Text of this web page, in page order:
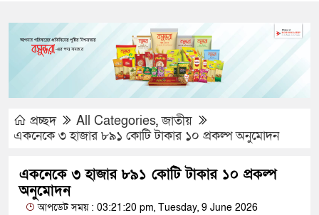
প্রচ্ছদ All Categories,জাতীয়
একনেকে ৩ হাজার ৮৯১ কোটি টাকার ১০ প্রকল্প অনুমোদন
একনেকে ৩ হাজার ৮৯১ কোটি টাকার ১০ প্রকল্প
অনুমোদন
আপডেট সময় : 03:21:20 pm, Tuesday, 9 June 2026